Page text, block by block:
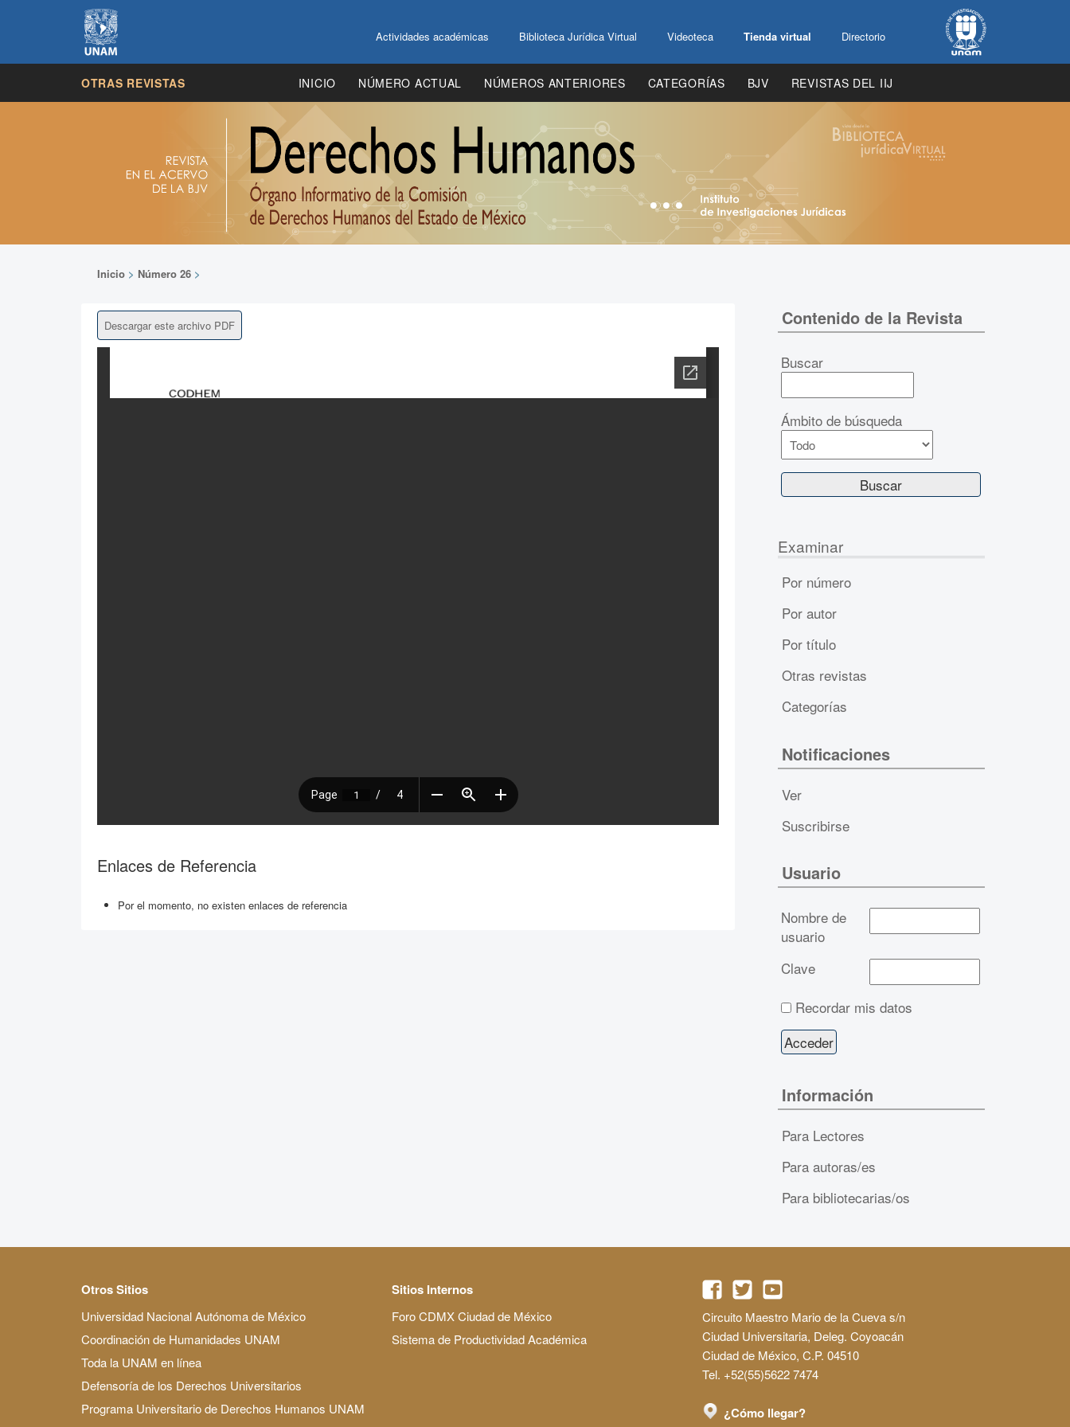
Actividades académicas Biblioteca Jurídica Virtual Videoteca Tienda virtual Directorio
OTRAS REVISTAS INICIO NÚMERO ACTUAL NÚMEROS ANTERIORES CATEGORÍAS BJV REVISTAS DEL IIJ
Inicio > Número 26 >
Descargar este archivo PDF
Enlaces de Referencia
Por el momento, no existen enlaces de referencia
Contenido de la Revista
Buscar
Ámbito de búsqueda
Examinar
Por número
Por autor
Por título
Otras revistas
Categorías
Notificaciones
Ver
Suscribirse
Usuario
Nombre de
usuario
Clave
Recordar mis datos
Información
Para Lectores
Para autoras/es
Para bibliotecarias/os
Otros Sitios
Universidad Nacional Autónoma de México
Coordinación de Humanidades UNAM
Toda la UNAM en línea
Defensoría de los Derechos Universitarios
Programa Universitario de Derechos Humanos UNAM
Sitios Internos
Foro CDMX Ciudad de México
Sistema de Productividad Académica
Circuito Maestro Mario de la Cueva s/n
Ciudad Universitaria, Deleg. Coyoacán
Ciudad de México, C.P. 04510
Tel. +52(55)5622 7474
¿Cómo llegar?